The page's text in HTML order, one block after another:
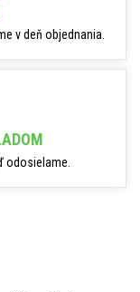
v deň objednania.
odosielame.